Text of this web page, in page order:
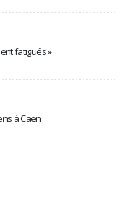
fatigués »
à Caen